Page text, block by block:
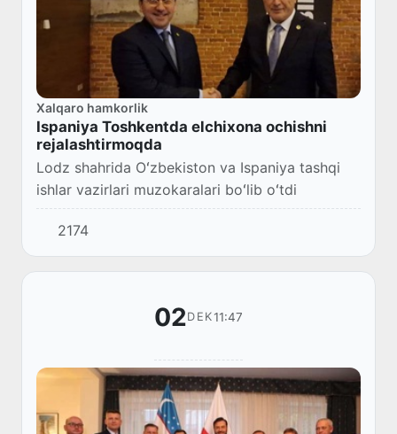
Xalqaro hamkorlik
Ispaniya Toshkentda elchixona ochishni
rejalashtirmoqda
Lodz shahrida Oʻzbekiston va Ispaniya tashqi
ishlar vazirlari muzokaralari boʻlib oʻtdi
2174
02DEK11:47